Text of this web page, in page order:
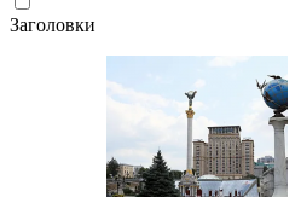
Заголовки